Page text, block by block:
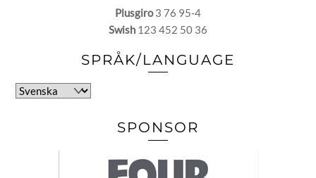
Plusgiro3 76 95-4
Swish 123 452 50 36
SPRÅK/LANGUAGE
Välj
SPONSOR